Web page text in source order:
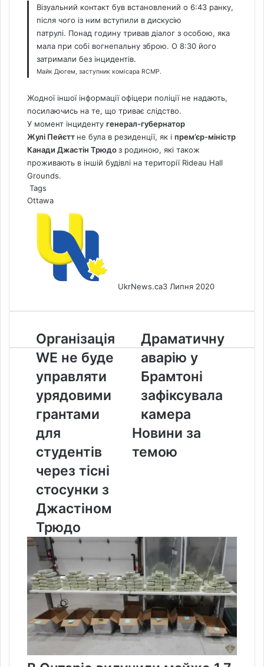
Візуальний контакт був встановлений о 6:43 ранку,
після чого із ним вступили в дискусію
патрулі. Понад годину тривав діалог з особою, яка
мала при собі вогнепальну зброю. О 8:30 його
затримали без інцидентів.
Майк Дюгем, заступник комісара RCMP.
Жодної іншої інформації офіцери поліції не надають,
посилаючись на те, що триває слідство.
У момент інциденту генерал-губернатор
Жулі Пейєтт не була в резиденції, як і прем’єр-міністр
Канади Джастін Трюдоз родиною, які також
проживають в іншій будівлі на території Rideau Hall
Grounds.
Tags
Ottawa
UkrNews.ca3 Липня 2020
Організація
WE
не
буде
управляти
урядовими
для
студентів
тісні
стосунки
Джастіном
Трюдо
Організація
WE не буде
управляти
урядовими
грантами
для
студентів
через тісні
стосунки з
Джастіном
Трюдо
Драматичну
аварію
у
Брамтоні
зафіксувала
камера
Драматичну
аварію у
Брамтоні
зафіксувала
камера
Новини за
темою